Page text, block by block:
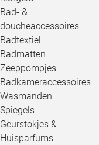
Bad- &
doucheaccessoires
Badtextiel
Badmatten
Zeeppompjes
Badkameraccessoires
Wasmanden
Spiegels
Geurstokjes &
Huisparfums